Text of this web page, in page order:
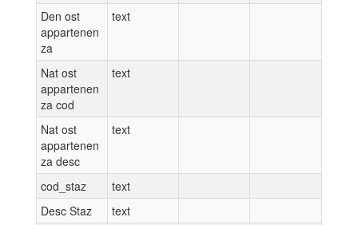
Den ost
appartenen
za
text
Nat ost
appartenen
za cod
text
Nat ost
appartenen
za desc
text
cod_staz
text
Desc Staz
text